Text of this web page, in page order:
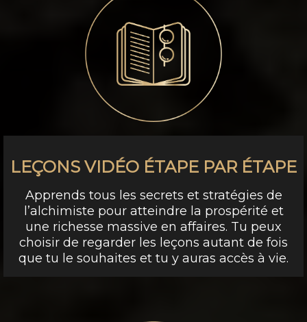
LEÇONS VIDÉO ÉTAPE PAR ÉTAPE
Apprends tous les secrets et stratégies de
l’alchimiste pour atteindre la prospérité et
une richesse massive en affaires. Tu peux
choisir de regarder les leçons autant de fois
que tu le souhaites et tu y auras accès à vie.